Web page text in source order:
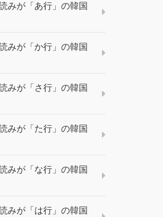
みが「あ行」の韓国
みが「か行」の韓国
みが「さ行」の韓国
みが「た行」の韓国
みが「な行」の韓国
みが「は行」の韓国